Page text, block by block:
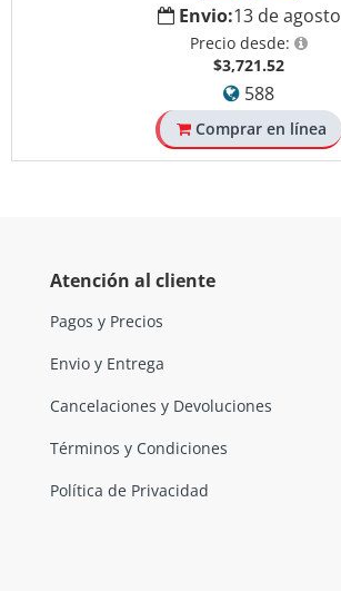
Envio:13 de agosto
Precio desde:
$3,721.52
588
Comprar en línea
Atención al cliente
Pagos y Precios
Envio y Entrega
Cancelaciones y Devoluciones
Términos y Condiciones
Política de Privacidad